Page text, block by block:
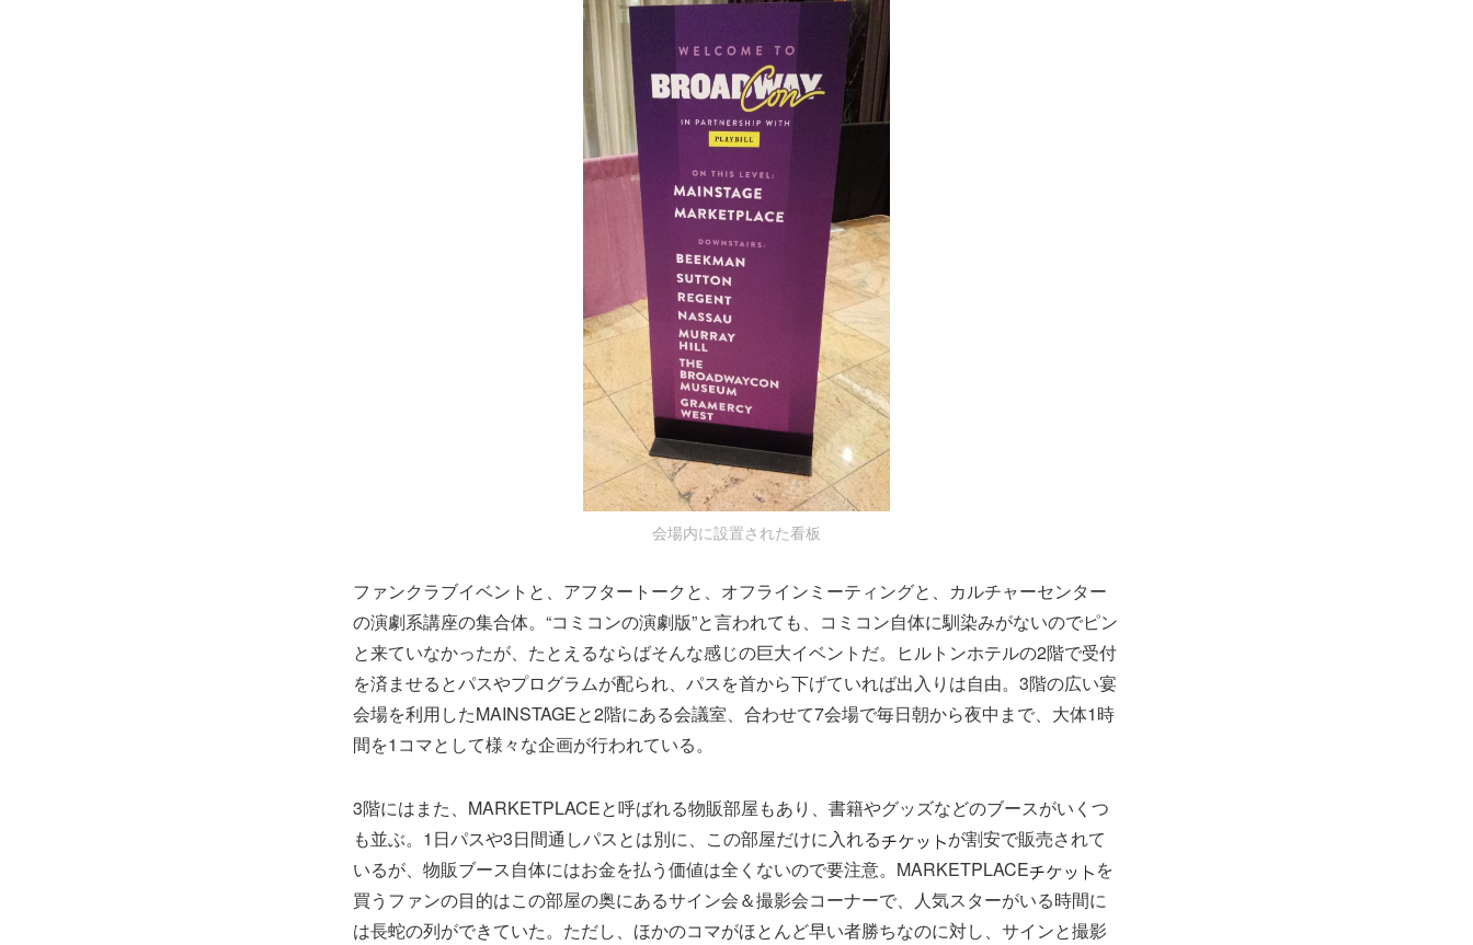
会場内に設置された看板
ファンクラブイベントと、アフタートークと、オフラインミーティングと、カルチャーセンター
の演劇系講座の集合体。“コミコンの演劇版”と言われても、コミコン自体に馴染みがないのでピン
と来ていなかったが、たとえるならばそんな感じの巨大イベントだ。ヒルトンホテルの2階で受付
を済ませるとパスやプログラムが配られ、パスを首から下げていれば出入りは自由。3階の広い宴
会場を利用したMAINSTAGEと2階にある会議室、合わせて7会場で毎日朝から夜中まで、大体1時
間を1コマとして様々な企画が行われている。
3階にはまた、MARKETPLACEと呼ばれる物販部屋もあり、書籍やグッズなどのブースがいくつ
も並ぶ。1日パスや3日間通しパスとは別に、この部屋だけに入れる
が割安で販売されて
いるが、物販ブース自体にはお金を払う価値は全くないので要注意。MARKETPLACE
を
買うファンの目的はこの部屋の奥にあるサイン会＆撮影会コーナーで、人気スターがいる時間に
は長蛇の列ができていた。ただし、ほかのコマがほとんど早い者勝ちなのに対し、サインと撮影